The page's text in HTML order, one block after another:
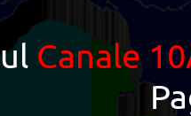
Canale